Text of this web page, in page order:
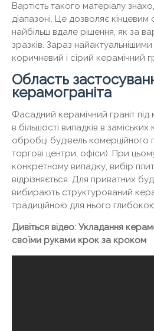
Вартість такого матеріалу
діапазоні. Це дозволяє
найбільш вдале рішення, як за
зразків. Зараз найактуальнішими
коричневий і сірий керамічний
Область
керамограніта
Фасадний керамічний граніт під
в більшості випадків в заміських
обробці будівель комерційного
торгові центри, офіси). При
конкретному випадку, вибір
відрізняється. Для приватних
вибирають структурований
традиційною для нього
Дивіться відео: Укладання
своїми руками крок за кроком